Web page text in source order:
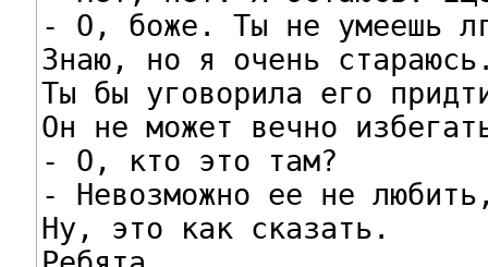
- О, боже. Ты не умеешь
Знаю, но я очень
Ты бы уговорила его
Он не может вечно
- О, кто это там?
- Невозможно ее не
Ну, это как сказать.